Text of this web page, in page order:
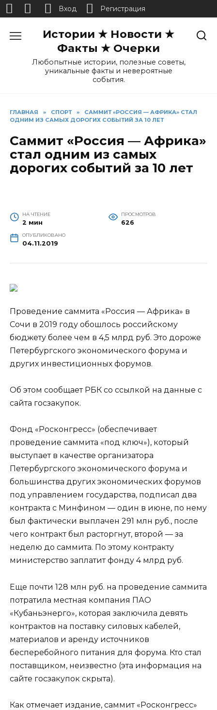
Истории ★ Новости ★
Факты ★ Очерки
Любопытные истории, полезные советы,
уникальные факты и невероятные
события.
ГЛАВНАЯ » СПОРТ »
САММИТ «РОССИЯ — АФРИКА» СТАЛ
ОДНИМ ИЗ САМЫХ ДОРОГИХ СОБЫТИЙ ЗА 10 ЛЕТ
Саммит «Россия — Африка»
стал одним из самых
дорогих событий за 10 лет
НА ЧТЕНИЕ
2 мин
ПРОСМОТРОВ
626
ОПУБЛИКОВАНО
04.11.2019
Проведение саммита «Россия — Африка» в
Сочи в 2019 году обошлось российскому
бюджету более чем в 4,5 млрд руб. Это дороже
Петербургского экономического форума и
других инвестиционных форумов.
Об этом сообщает РБК со ссылкой на данные с
сайта госзакупок.
Фонд «Росконгресс» (обеспечивает
проведение саммита «под ключ»), который
выступает в качестве организатора
Петербургского экономического форума и
большинства других экономических форумов
под управлением государства, подписал два
контракта с Минфином — один в июне, по нему
был фактически выплачен 291 млн руб., после
чего контракт был расторгнут, второй — за
неделю до саммита. По этому контракту
министерство заплатит фонду 4 млрд руб.
Еще почти 128 млн руб. на проведение саммита
потратила местная компания ПАО
«Кубаньэнерго», которая заключила девять
контрактов на поставку силовых кабелей,
материалов и аренду источников
бесперебойного питания для форума. Кто стал
поставщиком, неизвестно (эта информация на
сайте госзакупок скрыта).
Как отмечает издание, саммит «Росконгресс»
Вход Регистрация